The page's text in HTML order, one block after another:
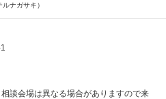
ナガサキ）
談会場は異なる場合がありますので来